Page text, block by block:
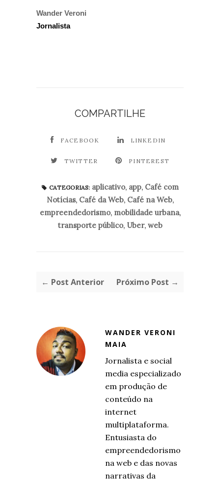
Wander Veroni
Jornalista
COMPARTILHE
FACEBOOK LINKEDIN
TWITTER PINTEREST
CATEGORIAS: aplicativo, app, Café com
Notícias, Café da Web, Café na Web,
empreendedorismo, mobilidade urbana,
transporte público, Uber, web
← Post Anterior Próximo Post →
WANDER VERONI
MAIA
Jornalista e social
media especializado
em produção de
conteúdo na
internet
multiplataforma.
Entusiasta do
empreendedorismo
na web e das novas
narrativas da